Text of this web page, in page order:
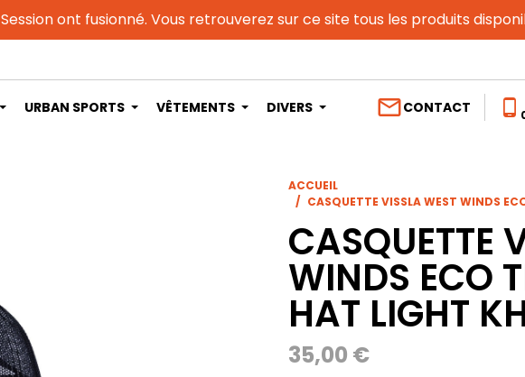
ont fusionné. Vous retrouverez sur ce site tous les produits
URBAN SPORTS VÊTEMENTS DIVERS mail_outlineCONTACT phone_android
ACCUEIL
CASQUETTE VISSLA WEST WINDS
CASQUETTE
WINDS ECO
HAT LIGHT
35,00 €